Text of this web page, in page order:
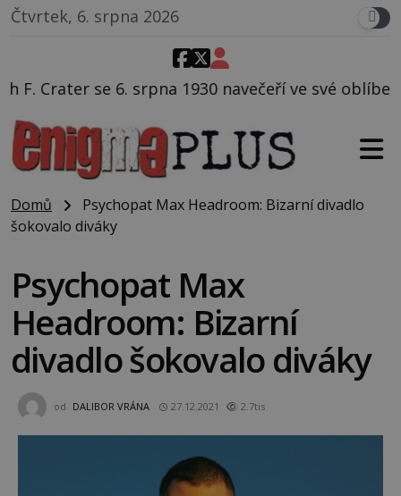
Čtvrtek, 6. srpna 2026
navečeří ve své oblíbené restauraci, pak si na
Domů
Psychopat Max Headroom: Bizarní divadlo
šokovalo diváky
Psychopat Max
Headroom: Bizarní
divadlo šokovalo diváky
od DALIBOR VRÁNA 27.12.2021 2.7tis